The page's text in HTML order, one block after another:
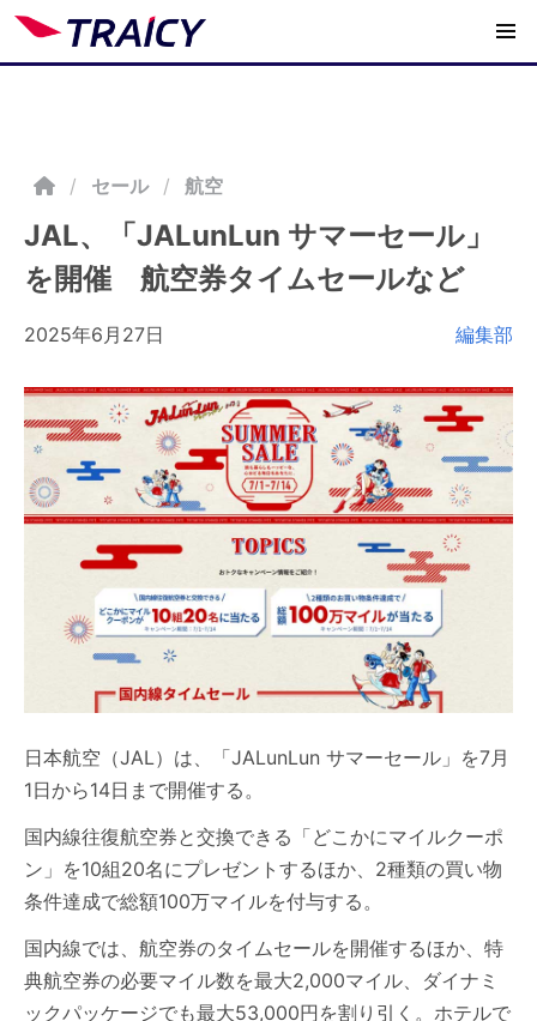
/ セール 航空
JAL、「JALunLun サマーセール」
を開催 航空券タイムセールなど
2025年6月27日 編集部
日本航空（JAL）は、「JALunLun サマーセール」を7月
1日から14日まで開催する。
国内線往復航空券と交換できる「どこかにマイルクーポ
ン」を10組20名にプレゼントするほか、2種類の買い物
条件達成で総額100万マイルを付与する。
国内線では、航空券のタイムセールを開催するほか、特
典航空券の必要マイル数を最大2,000マイル、ダイナミ
ックパッケージでも最大53,000円を割り引く。ホテルで